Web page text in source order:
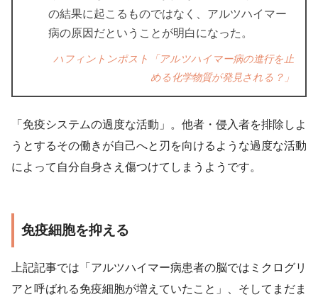
の結果に起こるものではなく、アルツハイマー
病の原因だということが明白になった。
ハフィントンポスト「アルツハイマー病の進行を止
める化学物質が発見される？」
「免疫システムの過度な活動」。他者・侵入者を排除しよ
うとするその働きが自己へと刃を向けるような過度な活動
によって自分自身さえ傷つけてしまうようです。
免疫細胞を抑える
上記記事では「アルツハイマー病患者の脳ではミクログリ
アと呼ばれる免疫細胞が増えていたこと」、そしてまだま